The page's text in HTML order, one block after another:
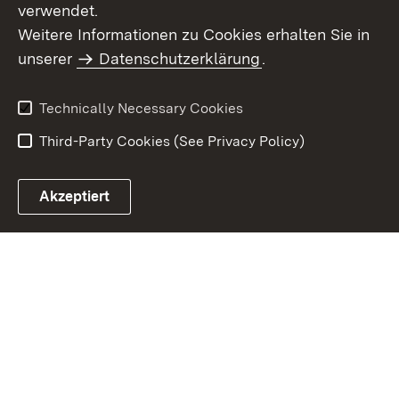
Site Map
Data Protection
Declaration on
Usage Notice
Imprint Contact Us
verwendet.
Weitere Informationen zu Cookies erhalten Sie in
unserer
Datenschutzerklärung.
Technically Necessary Cookies
Third-Party Cookies (See Privacy Policy)
Akzeptiert